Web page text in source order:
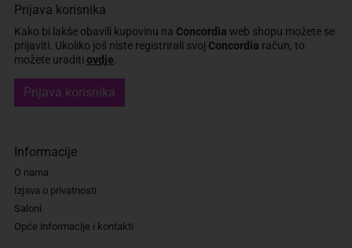
Prijava korisnika
Kako bi lakše obavili kupovinu na Concordia web shopu možete se
prijaviti. Ukoliko još niste registrirali svoj Concordia račun, to
možete uraditi ovdje
Prijava korisnika
Informacije
O nama
Izjava o privatnosti
Saloni
Opće informacije i kontakti